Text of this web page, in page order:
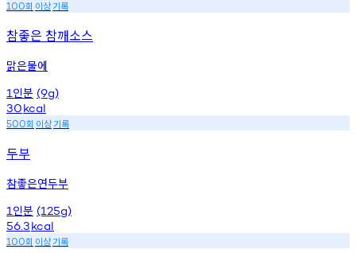
100회 이상기록
참좋은 참깨소스
맑은물에
1 인분 (9g)
30kcal
500회 이상기록
두부
참좋은연두부
1 인분 (125g)
56.3kcal
100회 이상기록